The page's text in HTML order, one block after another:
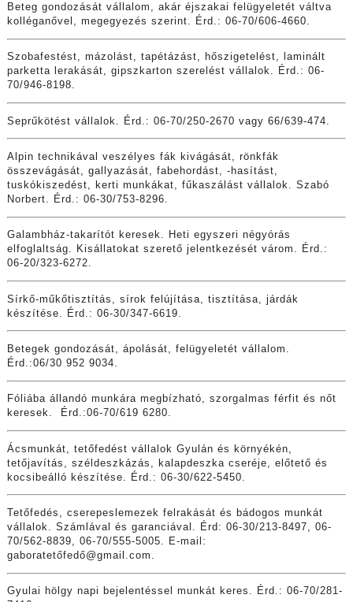
Beteg gondozását vállalom, akár éjszakai felügyeletét váltva
kolléganővel, megegyezés szerint. Érd.: 06-70/606-4660.
Szobafestést, mázolást, tapétázást, hőszigetelést, laminált
parketta lerakását, gipszkarton szerelést vállalok. Érd.: 06-
70/946-8198.
Seprűkötést vállalok. Érd.: 06-70/250-2670 vagy 66/639-474.
Alpin technikával veszélyes fák kivágását, rönkfák
összevágását, gallyazását, fabehordást, -hasítást,
tuskókiszedést, kerti munkákat, fűkaszálást vállalok. Szabó
Norbert. Érd.: 06-30/753-8296.
Galambház-takarítót keresek. Heti egyszeri négyórás
elfoglaltság. Kisállatokat szerető jelentkezését várom. Érd.:
06-20/323-6272.
Sírkő-műkőtisztítás, sírok felújítása, tisztítása, járdák
készítése. Érd.: 06-30/347-6619.
Betegek gondozását, ápolását, felügyeletét vállalom.
Érd.:06/30 952 9034.
Fóliába állandó munkára megbízható, szorgalmas férfit és nőt
keresek. Érd.:06-70/619 6280.
Ácsmunkát, tetőfedést vállalok Gyulán és környékén,
tetőjavítás, széldeszkázás, kalapdeszka cseréje, előtető és
kocsibeálló készítése. Érd.: 06-30/622-5450.
Tetőfedés, cserepeslemezek felrakását és bádogos munkát
vállalok. Számlával és garanciával. Érd: 06-30/213-8497, 06-
70/562-8839, 06-70/555-5005. E-mail:
gaboratetőfedő@gmail.com .
Gyulai hölgy napi bejelentéssel munkát keres. Érd.: 06-70/281-